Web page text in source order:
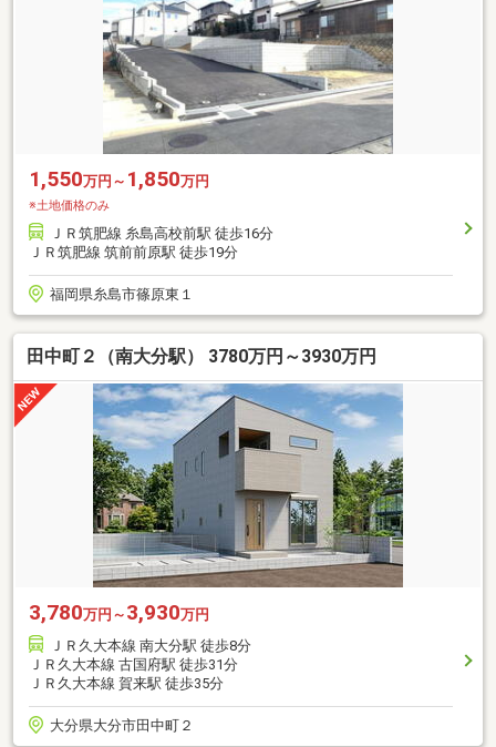
1,550万円～ 1,850万円
※土地価格のみ
ＪＲ筑肥線 糸島高校前駅 徒歩16分
ＪＲ筑肥線 筑前前原駅 徒歩19分
福岡県糸島市篠原東１
田中町２（南大分駅） 3780万円～3930万円
3,780万円～ 3,930万円
ＪＲ久大本線 南大分駅 徒歩8分
ＪＲ久大本線 古国府駅 徒歩31分
ＪＲ久大本線 賀来駅 徒歩35分
大分県大分市田中町２